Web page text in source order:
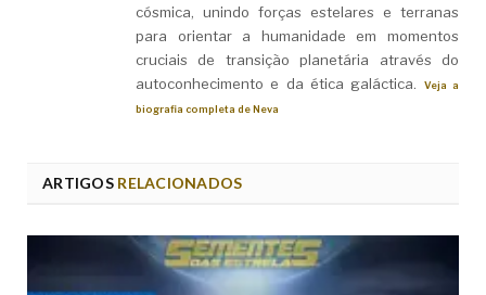
cósmica, unindo forças estelares e terranas
para orientar a humanidade em momentos
cruciais de transição planetária através do
autoconhecimento e da ética galáctica.
Veja a
biografia completa de Neva
ARTIGOSRELACIONADOS